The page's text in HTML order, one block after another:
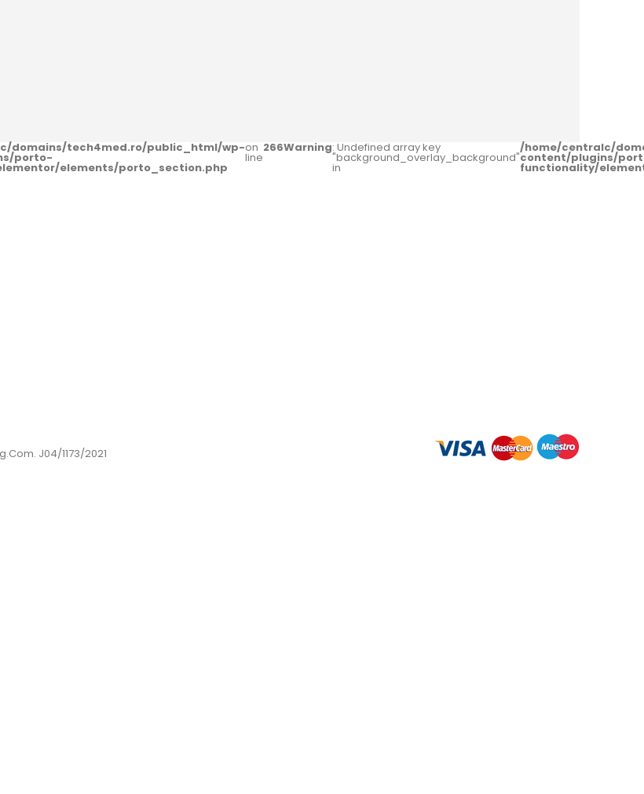
domains/tech4med.ro/public_html/wp-
porto-
elements/porto_section.php
on
line
266Warning: Undefined array key
"background_overlay_background"
in
/home/centralc/
content/plugins/
functionality/
J04/1173/2021